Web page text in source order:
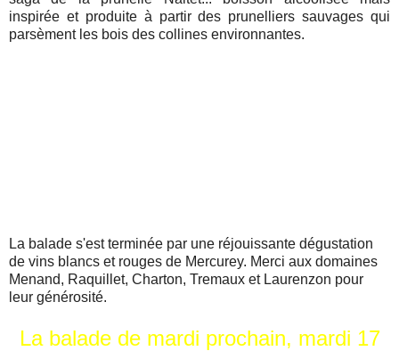
inspirée et produite à partir des prunelliers sauvages qui
parsèment les bois des collines environnantes.
La balade s'est terminée par une réjouissante dégustation
de vins blancs et rouges de Mercurey. Merci aux domaines
Menand, Raquillet, Charton, Tremaux et Laurenzon pour
leur générosité.
La balade de mardi prochain, mardi 17